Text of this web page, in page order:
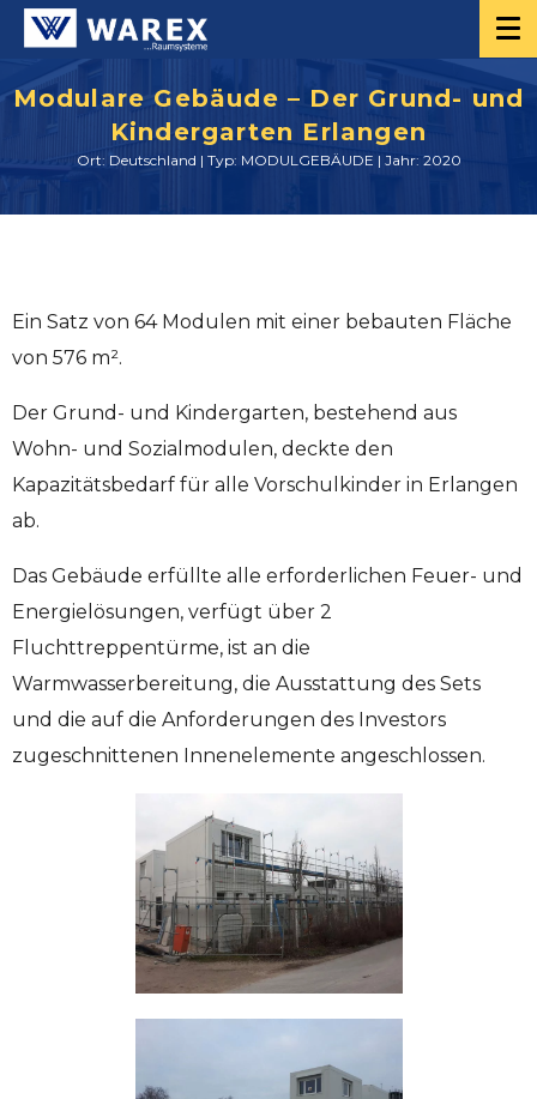
Modulare Gebäude – Der Grund- und
Kindergarten Erlangen
Ort: Deutschland | Typ: MODULGEBÄUDE | Jahr: 2020
Ein Satz von 64 Modulen mit einer bebauten Fläche
von 576 m².
Der Grund- und Kindergarten, bestehend aus
Wohn- und Sozialmodulen, deckte den
Kapazitätsbedarf für alle Vorschulkinder in Erlangen
ab.
Das Gebäude erfüllte alle erforderlichen Feuer- und
Energielösungen, verfügt über 2
Fluchttreppentürme, ist an die
Warmwasserbereitung, die Ausstattung des Sets
und die auf die Anforderungen des Investors
zugeschnittenen Innenelemente angeschlossen.